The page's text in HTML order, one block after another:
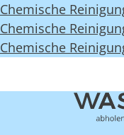
Chemische
Chemische
Chemische